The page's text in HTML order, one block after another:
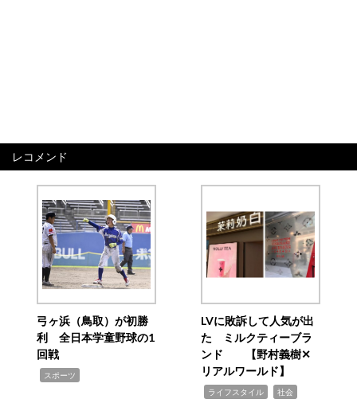
レコメンド
弓ヶ浜（鳥取）が初勝
利 全日本学童野球の1
回戦
スポーツ
LVに敗訴して人気が出
た ミルクティーブラ
ンド 【野村義樹✕
リアルワールド】
ライフスタイル 社会